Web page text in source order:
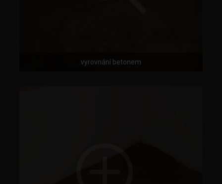
vyrovnání betonem